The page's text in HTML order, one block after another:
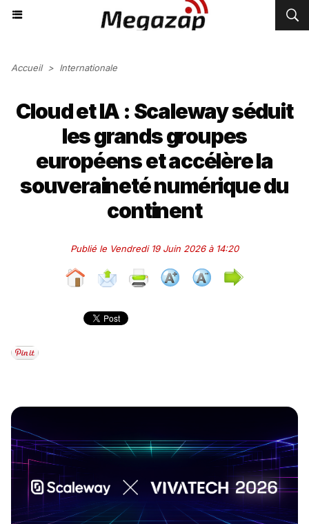
Accueil > Internationale
Cloud et IA : Scaleway séduit
les grands groupes
européens et accélère la
souveraineté numérique du
continent
Publié le Vendredi 19 Juin 2026 à 14:20